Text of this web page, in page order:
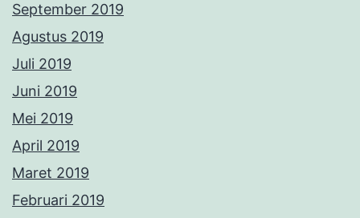
September 2019
Agustus 2019
Juli 2019
Juni 2019
Mei 2019
April 2019
Maret 2019
Februari 2019